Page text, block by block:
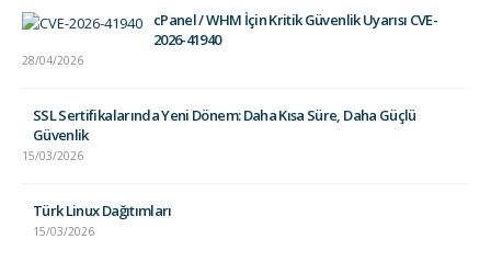
cPanel / WHM İçin Kritik Güvenlik Uyarısı CVE-
2026-41940
28/04/2026
SSL Sertifikalarında Yeni Dönem: Daha Kısa Süre, Daha Güçlü
Güvenlik
15/03/2026
Türk Linux Dağıtımları
15/03/2026